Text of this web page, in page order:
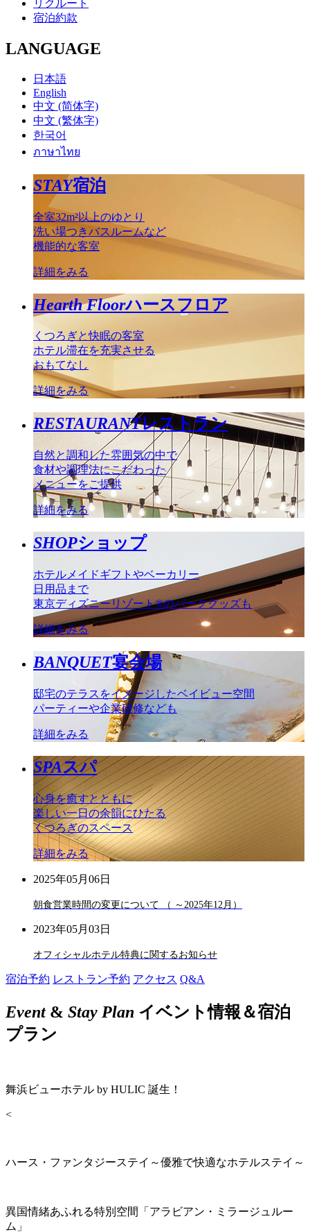
リクルート
宿泊約款
LANGUAGE
日本語
English
中文 (简体字)
中文 (繁体字)
한국어
ภาษาไทย
STAY宿泊
全室32m²以上のゆとり
洗い場つきバスルームなど
機能的な客室
詳細をみる
Hearth Floorハースフロア
くつろぎと快眠の客室
ホテル滞在を充実させる
おもてなし
詳細をみる
RESTAURANTレストラン
自然と調和した雰囲気の中で
食材や調理法にこだわった
メニューをご提供
詳細をみる
SHOPショップ
ホテルメイドギフトやベーカリー
日用品まで
東京ディズニーリゾート®のパークグッズも
詳細をみる
BANQUET宴会場
邸宅のテラスをイメージしたベイビュー空間
パーティーや企業研修なども
詳細をみる
SPAスパ
心身を癒すとともに
楽しい一日の余韻にひたる
くつろぎのスペース
詳細をみる
2025年05月06日
朝食営業時間の変更について （ ～2025年12月）
2023年05月03日
オフィシャルホテル特典に関するお知らせ
宿泊予約 レストラン予約 アクセス Q&A
Event& Stay Plan イベント情報＆宿泊
プラン
舞浜ビューホテル by HULIC 誕生！
<
ハース・ファンタジーステイ～優雅で快適なホテルステイ～
異国情緒あふれる特別空間「アラビアン・ミラージュルー
ム」